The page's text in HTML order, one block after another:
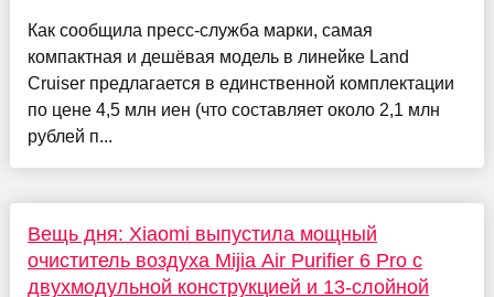
Как сообщила пресс-служба марки, самая
компактная и дешёвая модель в линейке Land
Cruiser предлагается в единственной комплектации
по цене 4,5 млн иен (что составляет около 2,1 млн
рублей п...
Вещь дня: Xiaomi выпустила мощный
очиститель воздуха Mijia Air Purifier 6 Pro с
двухмодульной конструкцией и 13-слойной